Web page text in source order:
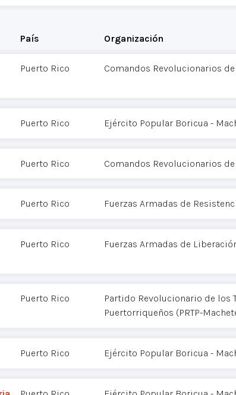
País Organización
Puerto Rico Comandos Revolucionarios
Puerto Rico Ejército Popular Boricua -
Puerto Rico Comandos Revolucionarios
Puerto Rico Fuerzas Armadas de
Puerto Rico Fuerzas Armadas de
Puerto Rico
Partido Revolucionario de los
Puertorriqueños (PRTP-
Puerto Rico Ejército Popular Boricua -